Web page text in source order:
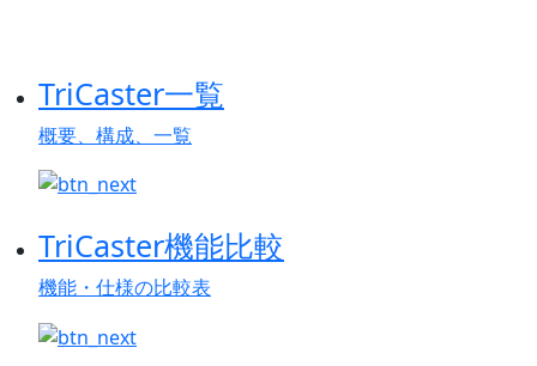
TriCaster一覧
概要、構成、一覧
TriCaster機能比較
機能・仕様の比較表